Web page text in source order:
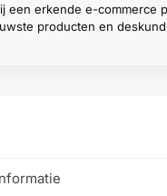
een erkende e-commerce
producten en